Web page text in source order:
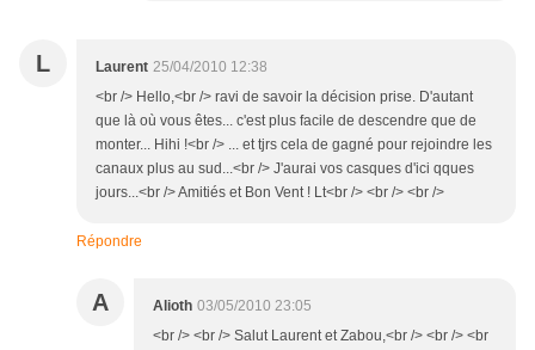
L Laurent 25/04/2010 12:38
<br /> Hello,<br /> ravi de savoir la décision prise. D'autant
que là où vous êtes... c'est plus facile de descendre que de
monter... Hihi !<br /> ... et tjrs cela de gagné pour rejoindre les
canaux plus au sud...<br /> J'aurai vos casques d'ici qques
jours...<br /> Amitiés et Bon Vent ! Lt<br /> <br /> <br />
Répondre
A Alioth 03/05/2010 23:05
<br /> <br /> Salut Laurent et Zabou,<br /> <br /> <br